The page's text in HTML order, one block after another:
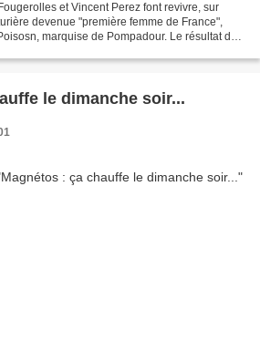
et Vincent Perez font revivre, sur
devenue "première femme de France",
marquise de Pompadour. Le résultat de
le dimanche soir...